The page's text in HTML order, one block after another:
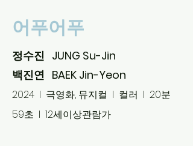
어푸어푸
정수진 JUNG Su-Jin
백진연 BAEK Jin-Yeon
2024 l 극영화, 뮤지컬 l 컬러 l 20분
59초 l 12세이상관람가